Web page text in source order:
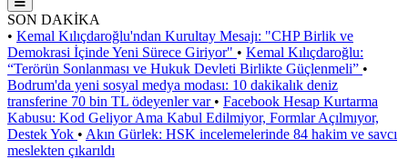
SON DAKİKA
• Kemal Kılıçdaroğlu'ndan Kurultay Mesajı: "CHP Birlik ve
Demokrasi İçinde Yeni Sürece Giriyor" • Kemal Kılıçdaroğlu:
“Terörün Sonlanması ve Hukuk Devleti Birlikte Güçlenmeli” •
Bodrum'da yeni sosyal medya modası: 10 dakikalık deniz
transferine 70 bin TL ödeyenler var • Facebook Hesap Kurtarma
Kabusu: Kod Geliyor Ama Kabul Edilmiyor, Formlar Açılmıyor,
Destek Yok • Akın Gürlek: HSK incelemelerinde 84 hakim ve savcı
meslekten çıkarıldı